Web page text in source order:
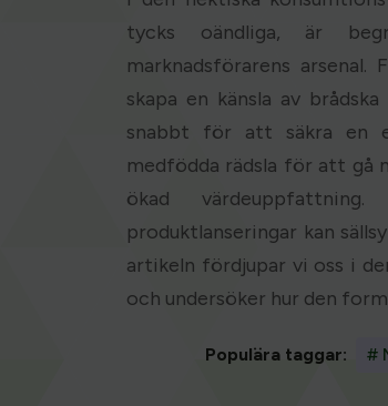
tycks oändliga, är
marknadsförarens
skapa en känsla av
snabbt för att säkra en
medfödda rädsla för att
ökad
produktlanseringar kan
artikeln fördjupar vi oss i
och undersöker hur den
Populära taggar: #